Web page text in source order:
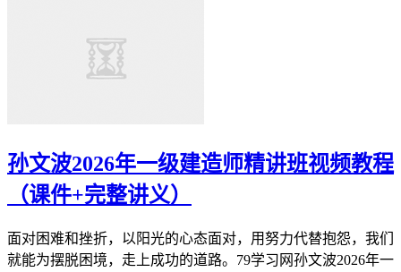
孙文波2026年一级建造师精讲班视频教程
（课件+完整讲义）
面对困难和挫折，以阳光的心态面对，用努力代替抱怨，我们
就能为摆脱困境，走上成功的道路。79学习网孙文波2026年一